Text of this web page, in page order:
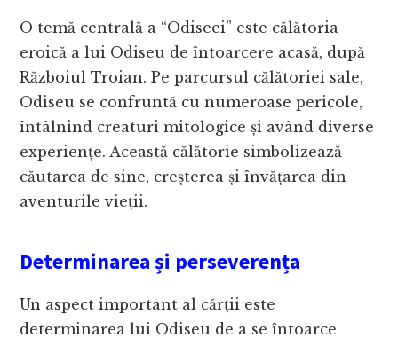
O temă centrală a “Odiseei” este călătoria
eroică a lui Odiseu de întoarcere acasă, după
Războiul Troian. Pe parcursul călătoriei sale,
Odiseu se confruntă cu numeroase pericole,
întâlnind creaturi mitologice și având diverse
experiențe. Această călătorie simbolizează
căutarea de sine, creșterea și învățarea din
aventurile vieții.
Determinarea și perseverența
Un aspect important al cărții este
determinarea lui Odiseu de a se întoarce